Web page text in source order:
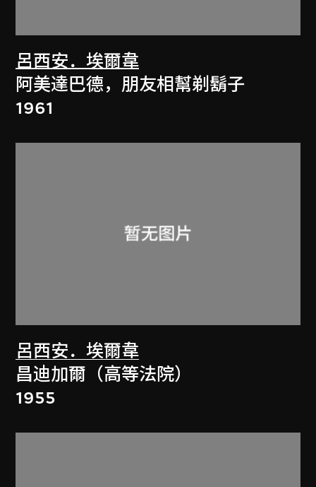
呂西安．埃爾韋
阿美達巴德，朋友相幫剃鬍子
1961
呂西安．埃爾韋
昌迪加爾（高等法院）
1955